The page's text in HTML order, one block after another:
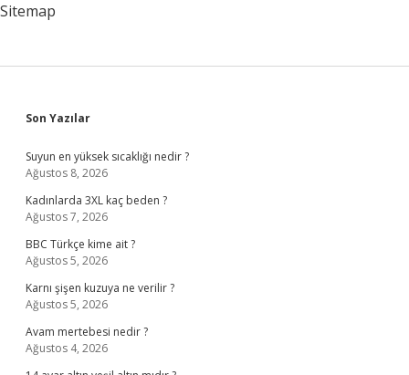
Sitemap
Sidebar
Son Yazılar
Suyun en yüksek sıcaklığı nedir ?
Ağustos 8, 2026
Kadınlarda 3XL kaç beden ?
Ağustos 7, 2026
BBC Türkçe kime ait ?
Ağustos 5, 2026
Karnı şişen kuzuya ne verilir ?
Ağustos 5, 2026
Avam mertebesi nedir ?
Ağustos 4, 2026